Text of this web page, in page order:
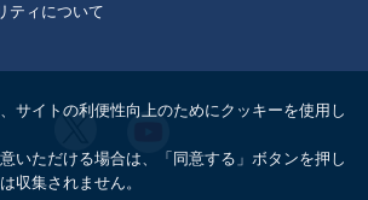
ティについて
薬
品
野
薬
サイトの利便性向上のためにクッキーを使用し
いただける場合は、「同意する」ボタンを押し
収集されません。